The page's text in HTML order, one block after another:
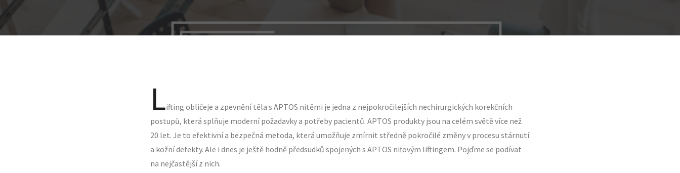
Lifting obličeje a zpevnění těla s APTOS nitěmi je jedna z nejpokročilejších nechirurgických korekčních
postupů, která splňuje moderní požadavky a potřeby pacientů. APTOS produkty jsou na celém světě více než
20 let. Je to efektivní a bezpečná metoda, která umožňuje zmírnit středně pokročilé změny v procesu stárnutí
a kožní defekty. Ale i dnes je ještě hodně předsudků spojených s APTOS niťovým liftingem. Pojďme se podívat
na nejčastější z nich.